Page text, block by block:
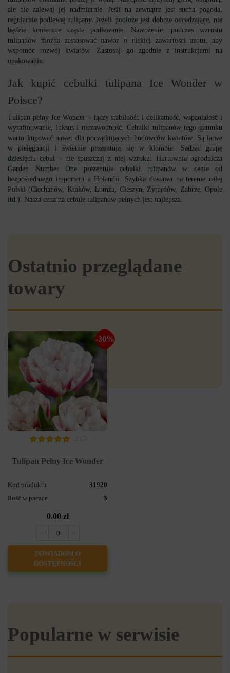
ale nie zalewaj jej nadmiernie. Jeśli na zewnątrz jest sucha pogoda,
regularnie podlewaj tulipany. Jeżeli podłoże jest dobrze odcedzające, nie
będzie konieczne częste podlewanie. Nawożenie: podczas wzrostu
tulipanów można zastosować nawóz o niskiej zawartości azotu, aby
wspomóc rozwój kwiatów. Zastosuj go zgodnie z instrukcjami na
opakowaniu.
Jak kupić cebulki tulipana Ice Wonder w
Polsce?
Tulipan pełny Ice Wonder – łączy stabilność i delikatność, wspaniałość i
wyrafinowanie, luksus i niezawodność. Cebulki tulipanów tego gatunku
warto kupować nawet dla początkujących hodowców kwiatów. Są łatwe
w pielęgnacji i świetnie prezentują się w klombie. Sadząc grupę
dziesięciu cebul – nie spuszczaj z niej wzroku! Hurtownia ogrodnicza
Garden Number One prezentuje cebulki tulipanów w cenie od
bezpośredniego importera z Holandii. Szybka dostawa na terenie całej
Polski (Ciechanów, Kraków, Łomża, Cieszyn, Żyrardów, Zabrze, Opole
itd.). Nasza cena na cebule tulipanów pełnych jest najlepsza.
Ostatnio przeglądane
towary
-30%
Tulipan Pełny Ice Wonder
Kod produktu
31920
Ilość w paczce
5
0.00 zł
POWIADOM O
DOSTĘPNOŚCI
Popularne w serwisie